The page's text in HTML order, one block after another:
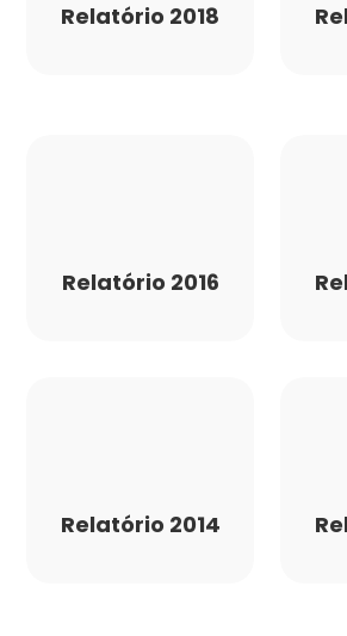
Relatório 2018
Relatório 2016
Relatório 2014